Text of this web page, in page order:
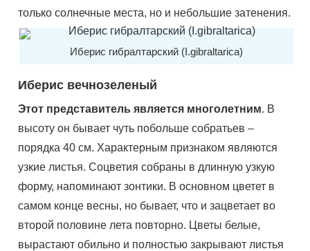
только солнечные места, но и небольшие затенения.
Иберис гибралтарский (I.gibraltarica)
Иберис вечнозеленый
Этот представитель является многолетним. В
высоту он бывает чуть побольше собратьев –
порядка 40 см. Характерным признаком являются
узкие листья. Соцветия собраны в длинную узкую
форму, напоминают зонтики. В основном цветет в
самом конце весны, но бывает, что и зацветает во
второй половине лета повторно. Цветы белые,
вырастают обильно и полностью закрывают листья